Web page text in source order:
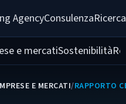
AgencyConsulenza
e mercatiSostenibilità
E MERCATI/RAPPORTO